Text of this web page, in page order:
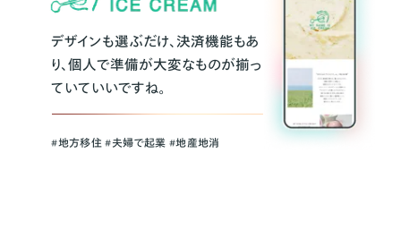
デザインも選ぶだけ、決済機能もあ
り、個人で準備が大変なものが揃っ
ていていいですね。
#地方移住 #夫婦で起業 #地産地消